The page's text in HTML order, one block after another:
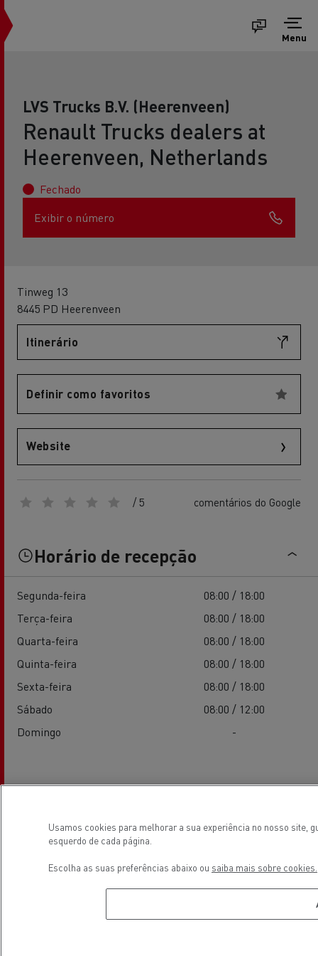
Menu
LVS Trucks B.V. (Heerenveen)
Renault Trucks dealers at
Heerenveen, Netherlands
Fechado
Exibir o número
Tinweg 13
8445 PD Heerenveen
Itinerário
Definir como favoritos
Website
/ 5 comentários do Google
Horário de recepção
Segunda-feira
08:00 / 18:00
Terça-feira
08:00 / 18:00
Quarta-feira
08:00 / 18:00
Quinta-feira
08:00 / 18:00
Sexta-feira
08:00 / 18:00
Sábado
08:00 / 12:00
Domingo
-
Usamos cookies para melhorar a sua experiência no nosso site,
esquerdo de cada página.
Escolha as suas preferências abaixo ou saiba mais sobre cookies.